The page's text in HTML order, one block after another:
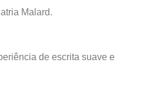
Malard.
de escrita suave e